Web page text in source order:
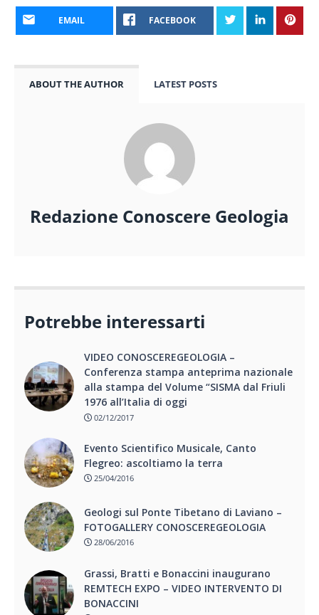
EMAIL FACEBOOK
ABOUT THE AUTHOR LATEST POSTS
Redazione Conoscere Geologia
Potrebbe interessarti
VIDEO CONOSCEREGEOLOGIA –
Conferenza stampa anteprima nazionale
alla stampa del Volume “SISMA dal Friuli
1976 all’Italia di oggi
02/12/2017
Evento Scientifico Musicale, Canto
Flegreo: ascoltiamo la terra
25/04/2016
Geologi sul Ponte Tibetano di Laviano –
FOTOGALLERY CONOSCEREGEOLOGIA
28/06/2016
Grassi, Bratti e Bonaccini inaugurano
REMTECH EXPO – VIDEO INTERVENTO DI
BONACCINI